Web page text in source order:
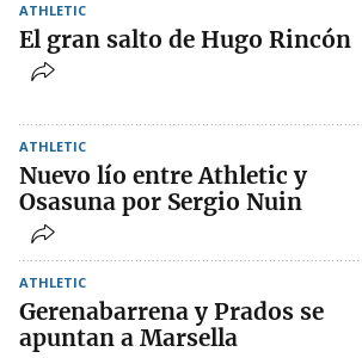
ATHLETIC
El gran salto de Hugo Rincón
ATHLETIC
Nuevo lío entre Athletic y
Osasuna por Sergio Nuin
ATHLETIC
Gerenabarrena y Prados se
apuntan a Marsella